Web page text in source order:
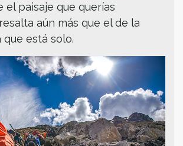
el paisaje que querías
aún más que el de la
que está solo.